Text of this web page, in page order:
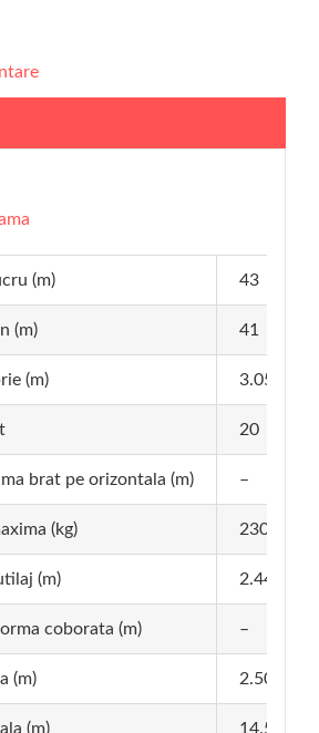
(m) 43
(m) 41
(m) 3.05
20
brat pe orizontala (m) –
(kg) 230
(m) 2.44 x 0.8
coborata (m) –
(m) 2.50
(m) 14.50